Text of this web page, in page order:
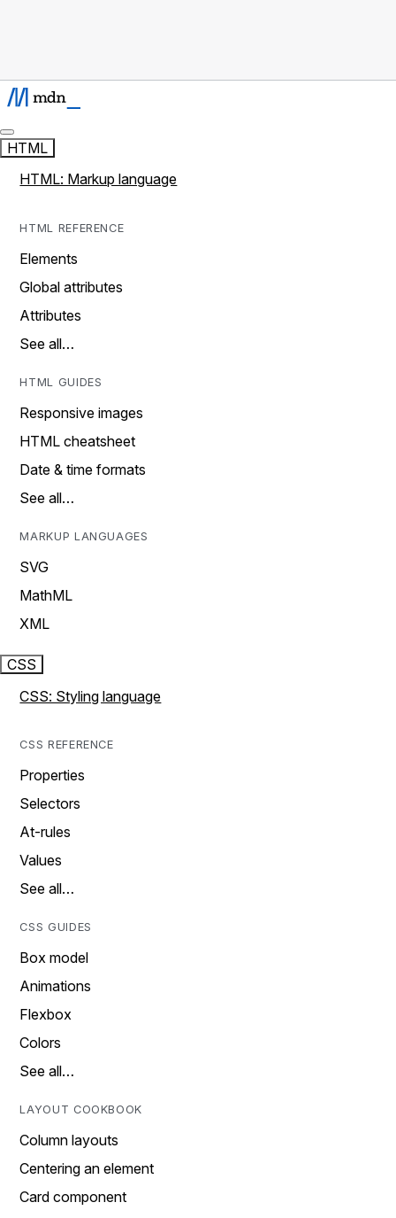
HTML
HTML: Markup language
HTML REFERENCE
Elements
Global attributes
Attributes
See all…
HTML GUIDES
Responsive images
HTML cheatsheet
Date & time formats
See all…
MARKUP LANGUAGES
SVG
MathML
XML
CSS
CSS: Styling language
CSS REFERENCE
Properties
Selectors
At-rules
Values
See all…
CSS GUIDES
Box model
Animations
Flexbox
Colors
See all…
LAYOUT COOKBOOK
Column layouts
Centering an element
Card component